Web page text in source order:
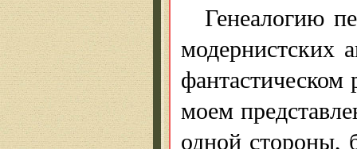
Генеалогию
модернистских
моем
одной стороны,